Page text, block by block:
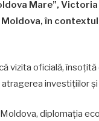
Mare”,
în
vizita oficială,
investițiilor
diplomația